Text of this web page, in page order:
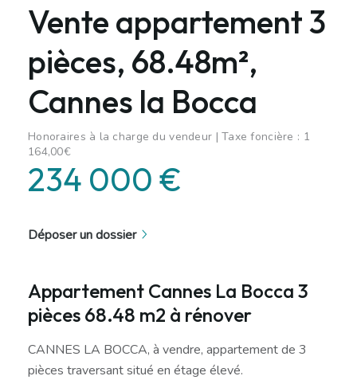
Vente appartement 3
pièces, 68.48m²,
Cannes la Bocca
Honoraires à la charge du vendeur | Taxe foncière : 1
164,00€
234 000 €
Déposer un dossier
Appartement Cannes La Bocca 3
pièces 68.48 m2 à rénover
CANNES LA BOCCA, à vendre, appartement de 3
pièces traversant situé en étage élevé.